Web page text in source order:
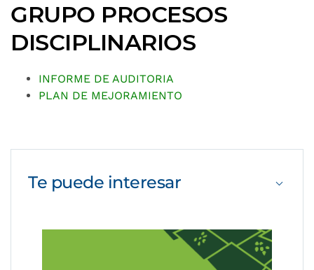
GRUPO PROCESOS
DISCIPLINARIOS
INFORME DE AUDITORIA
PLAN DE MEJORAMIENTO
Te puede interesar